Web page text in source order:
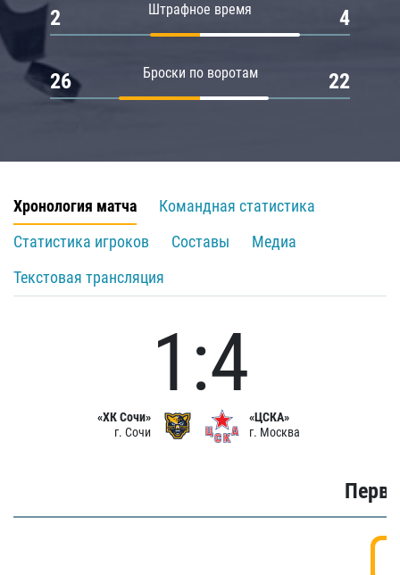
Штрафное время
2 4
Броски по воротам
26 22
Хронология матча
Командная статистика
Статистика игроков
Составы
Медиа
Текстовая трансляция
«ХК Сочи»
г. Сочи
1:4
«ЦСКА»
г. Москва